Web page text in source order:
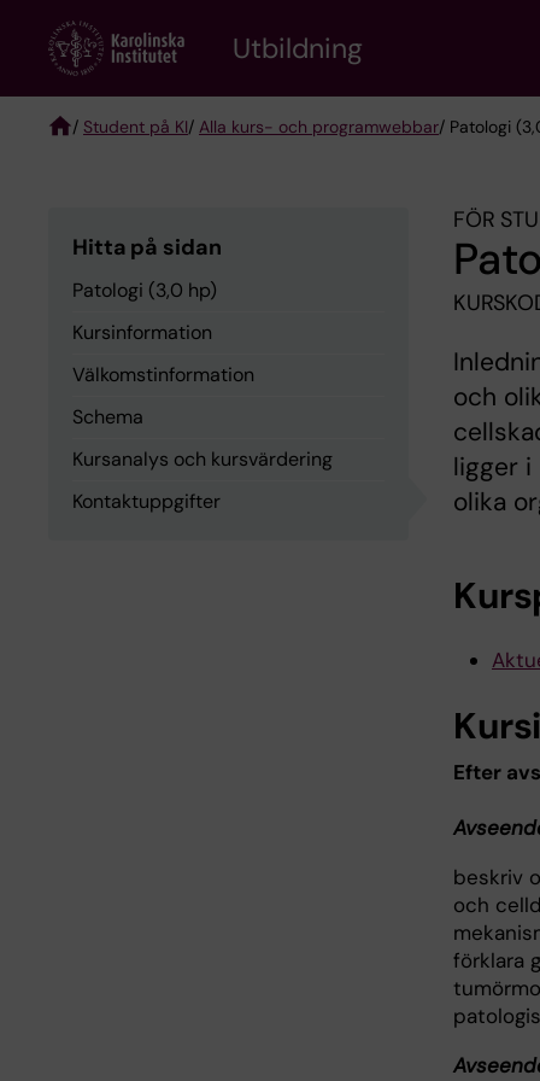
content
Utbildning
/ Student på KI/ Alla kurs- och programwebbar/ Patologi
Hitta på sidan
Patologi (3,0 hp)
Kursinformation
Välkomstinformation
Schema
Kursanalys och kursvärdering
Kontaktuppgifter
FÖR
och
ligger
olika
Efter
beskriv
och
förklara